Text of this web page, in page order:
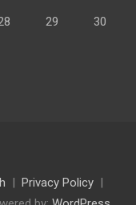
29 30
Privacy Policy